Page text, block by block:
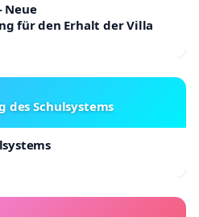
Neue
für den Erhalt der Villa
des Schulsystems